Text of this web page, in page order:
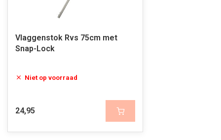
Vlaggenstok Rvs 75cm met
Snap-Lock
Niet op voorraad
24,95